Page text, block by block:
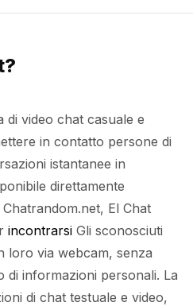
di video chat casuale e
in contatto persone di
istantanee in
direttamente
El Chat
incontrarsi Gli sconosciuti
loro via webcam, senza
di informazioni personali. La
di chat testuale e video,